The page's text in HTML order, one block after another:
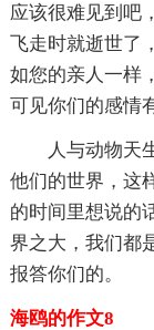
应该很难见到吧
飞走时就逝世了
如您的亲人一样
可见你们的感情
人与动物天
他们的世界，这
的时间里想说的
界之大，我们都
报答你们的。
海鸥的作文8